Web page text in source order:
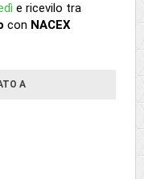
e ricevilo tra
con NACEX
A